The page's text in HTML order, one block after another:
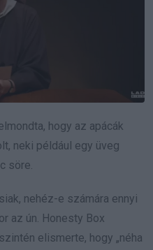
hogy az apácák
neki például egy üveg
söre.
nehéz-e számára ennyi
az ún. Honesty Box
elismerte, hogy „néha